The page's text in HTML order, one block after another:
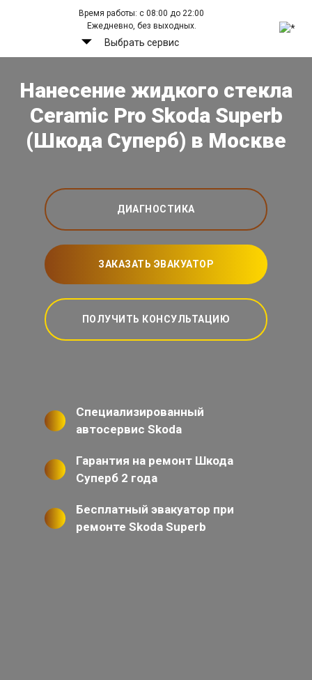
Время работы: с 08:00 до 22:00
Ежедневно, без выходных.
Выбрать сервис
Нанесение жидкого стекла
Ceramic Pro Skoda Superb
(Шкода Суперб) в Москве
ДИАГНОСТИКА
ЗАКАЗАТЬ ЭВАКУАТОР
ПОЛУЧИТЬ КОНСУЛЬТАЦИЮ
Специализированный
автосервис Skoda
Гарантия на ремонт Шкода
Суперб 2 года
Бесплатный эвакуатор при
ремонте Skoda Superb